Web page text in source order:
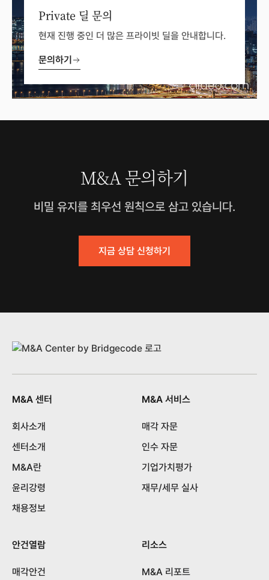
Private 딜 문의
현재 진행 중인 더 많은 프라이빗 딜을 안내합니다.
문의하기
M&A 문의하기
비밀 유지를 최우선 원칙으로 삼고 있습니다.
지금 상담 신청하기
M&A 센터
회사소개
센터소개
M&A란
윤리강령
채용정보
M&A 서비스
매각 자문
인수 자문
기업가치평가
재무/세무 실사
안건열람
매각안건
리소스
M&A 리포트